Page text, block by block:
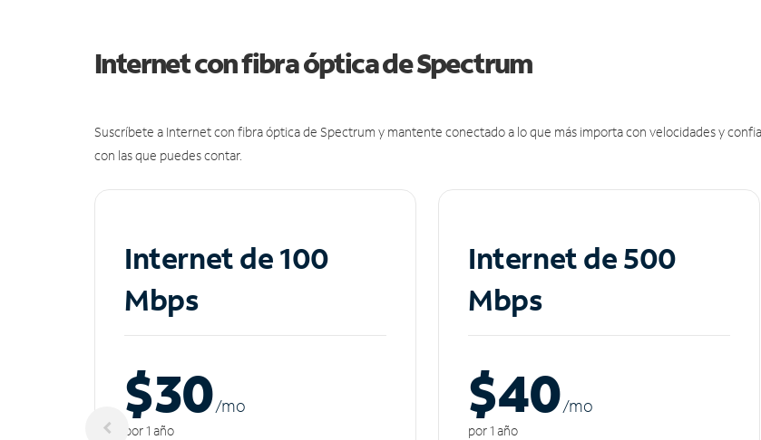
Internet con fibra óptica de Spectrum
Suscríbete a Internet con fibra óptica de Spectrum y mantente conectado a lo que más importa con velocidades y
con las que puedes contar.
Internet de 100
Mbps
$30/mo
por 1 año
Internet de 500
Mbps
$40/mo
por 1 año